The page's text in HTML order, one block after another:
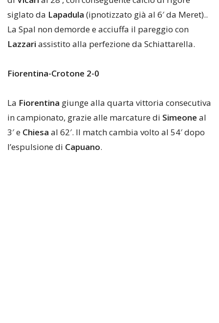
siglato da Lapadula (ipnotizzato già al 6′ da Meret)..
La Spal non demorde e acciuffa il pareggio con
Lazzari assistito alla perfezione da Schiattarella.
Fiorentina-Crotone 2-0
La Fiorentina giunge alla quarta vittoria consecutiva
in campionato, grazie alle marcature di Simeone al
3′ e Chiesa al 62′. Il match cambia volto al 54′ dopo
l’espulsione di Capuano.